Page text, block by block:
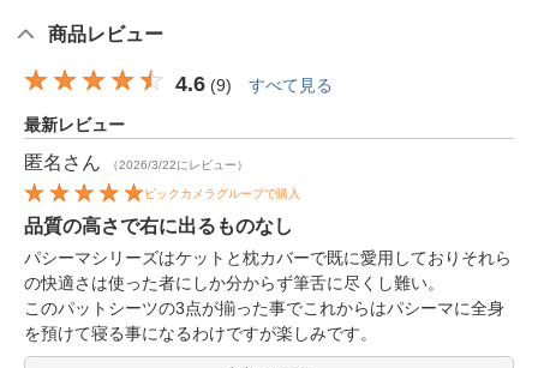
商品レビュー
4.6 (9) すべて見る
最新レビュー
匿名 さん （2026/3/22にレビュー）
ビックカメラグループで購入
品質の高さで右に出るものなし
パシーマシリーズはケットと枕カバーで既に愛用しておりそれら
の快適さは使った者にしか分からず筆舌に尽くし難い。
このパットシーツの3点が揃った事でこれからはパシーマに全身
を預けて寝る事になるわけですが楽しみです。